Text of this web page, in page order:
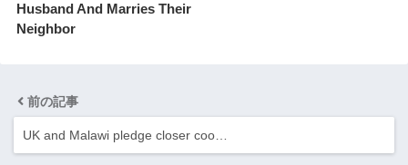
Husband And Marries Their
Neighbor
前の記事
UK and Malawi pledge closer coo…